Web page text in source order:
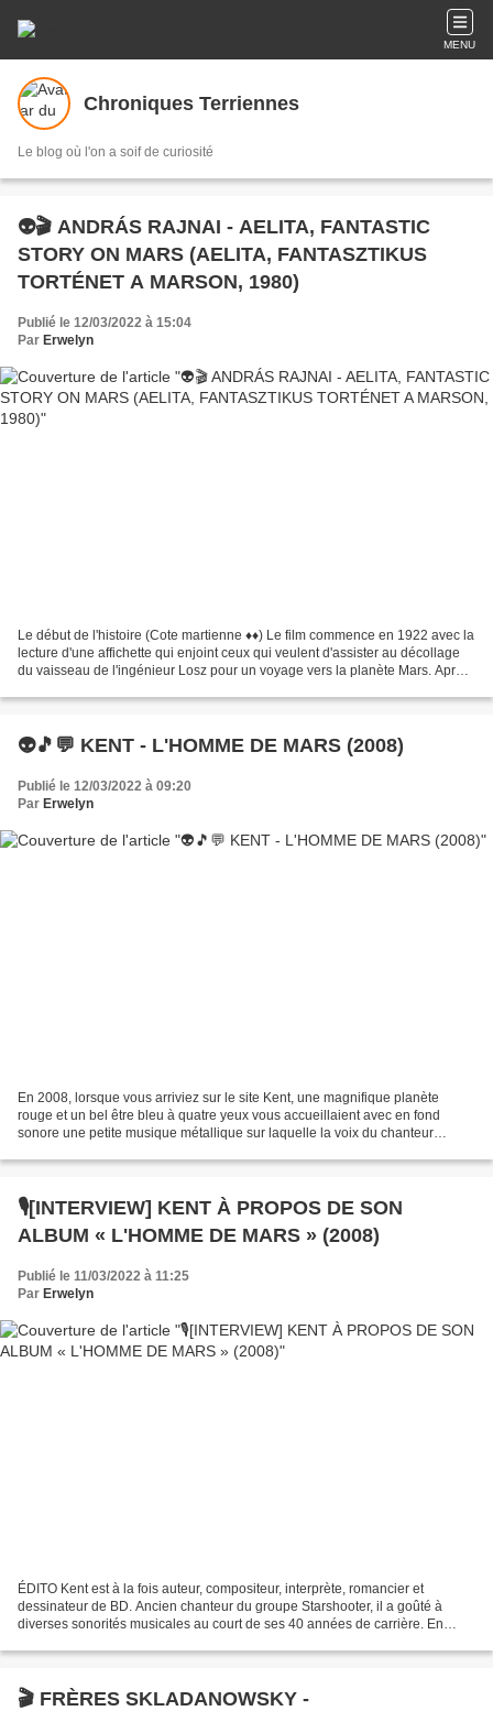
MENU
Chroniques Terriennes
Le blog où l'on a soif de curiosité
👽🎬 ANDRÁS RAJNAI - AELITA, FANTASTIC
STORY ON MARS (AELITA, FANTASZTIKUS
TORTÉNET A MARSON, 1980)
Publié le 12/03/2022 à 15:04
Par Erwelyn
Le début de l'histoire (Cote martienne ♦♦) Le film commence en 1922 avec la
lecture d'une affichette qui enjoint ceux qui veulent d'assister au décollage
du vaisseau de l'ingénieur Losz pour un voyage vers la planète Mars. Après
👽🎵💬 KENT - L'HOMME DE MARS (2008)
Publié le 12/03/2022 à 09:20
Par Erwelyn
En 2008, lorsque vous arriviez sur le site Kent, une magnifique planète
rouge et un bel être bleu à quatre yeux vous accueillaient avec en fond
sonore une petite musique métallique sur laquelle la voix du chanteur
🎙[INTERVIEW] KENT À PROPOS DE SON
ALBUM « L'HOMME DE MARS » (2008)
Publié le 11/03/2022 à 11:25
Par Erwelyn
ÉDITO Kent est à la fois auteur, compositeur, interprète, romancier et
dessinateur de BD. Ancien chanteur du groupe Starshooter, il a goûté à
diverses sonorités musicales au court de ses 40 années de carrière. En
🎬 FRÈRES SKLADANOWSKY -